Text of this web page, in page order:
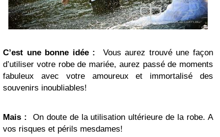
C’est une bonne idée :
Vous aurez trouvé une façon
d’utiliser votre robe de mariée, aurez passé de moments
fabuleux avec votre amoureux et immortalisé des
souvenirs inoubliables!
Mais :
On doute de la utilisation ultérieure de la robe. A
vos risques et périls mesdames!